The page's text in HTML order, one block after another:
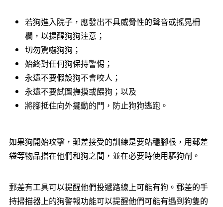
若狗進入院子，應發出不具威脅性的聲音或搖晃柵
欄，以提醒狗狗注意；
切勿驚嚇狗狗；
始終對任何狗保持警惕；
永遠不要假設狗不會咬人；
永遠不要試圖撫摸或餵狗；以及
將腳抵住向外擺動的門，防止狗狗逃跑。
如果狗開始攻擊，郵差接受的訓練是要站穩腳根，用郵差
袋等物品擋在他們和狗之間，並在必要時使用驅狗劑。
郵差有工具可以提醒他們投遞路線上可能有狗。郵差的手
持掃描器上的狗警報功能可以提醒他們可能有遇到狗隻的